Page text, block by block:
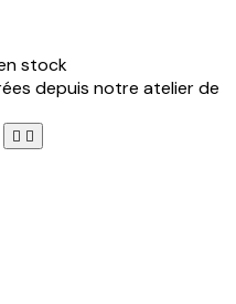
stock
depuis notre atelier de
 